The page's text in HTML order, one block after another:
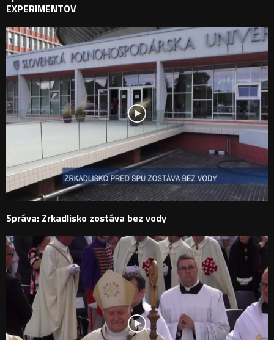
EXPERIMENTOV
Správa: Zrkadlisko zostáva bez vody